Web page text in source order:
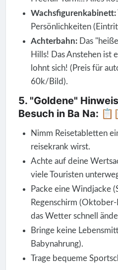
Wachsfigurenkabinett:
Persönlichkeiten
Achterbahn:Das
Hills! Das Anstehen ist
lohnt sich! (Preis für
60k/Bild).
5. "Goldene"
Besuch in Ba Na:
Nimm Reisetabletten
reisekrank wirst.
Achte auf deine
viele Touristen
Packe eine Windjacke
Regenschirm
das Wetter schnell
Bringe keine
Babynahrung).
Trage bequeme